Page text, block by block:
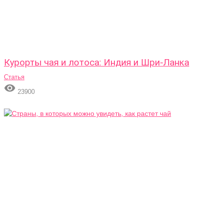
Курорты чая и лотоса: Индия и Шри-Ланка
Статья
 23900